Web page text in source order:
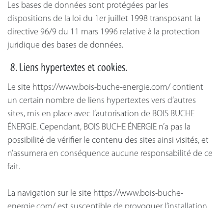
Les bases de données sont protégées par les
dispositions de la loi du 1er juillet 1998 transposant la
directive 96/9 du 11 mars 1996 relative à la protection
juridique des bases de données.
8. Liens hypertextes et cookies.
Le site https://www.bois-buche-energie.com/ contient
un certain nombre de liens hypertextes vers d’autres
sites, mis en place avec l’autorisation de BOIS BUCHE
ÉNERGIE. Cependant, BOIS BUCHE ÉNERGIE n’a pas la
possibilité de vérifier le contenu des sites ainsi visités, et
n’assumera en conséquence aucune responsabilité de ce
fait.
La navigation sur le site https://www.bois-buche-